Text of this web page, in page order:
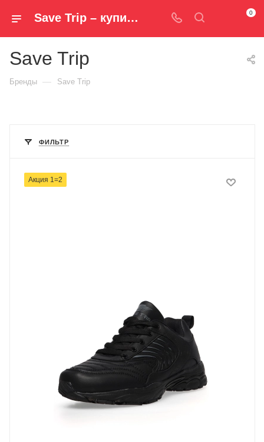
Save Trip – купить продукцию официального бренда в интернет-магазине - Спорт+Мода 0
Save Trip
Бренды — Save Trip
ФИЛЬТР
Акция 1=2